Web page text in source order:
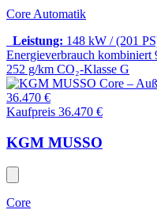
Core Automatik
Leistung: 148 kW / (201
Energieverbrauch kombiniert
252 g/km CO₂-Klasse G
36.470 €
Kaufpreis 36.470 €
KGM MUSSO
Core